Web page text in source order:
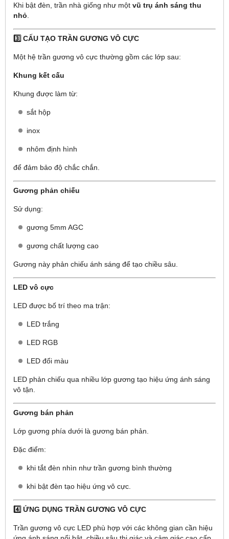
Khi bật đèn, trần nhà giống như một vũ trụ ánh sáng thu
nhỏ
3️⃣ CẤU TẠO TRẦN GƯƠNG VÔ CỰC
Một hệ trần gương vô cực thường gồm các lớp sau:
Khung kết cấu
Khung được làm từ:
sắt hộp
inox
nhôm định hình
để đảm bảo độ chắc chắn.
Gương phản chiếu
Sử dụng:
gương 5mm AGC
gương chất lượng cao
Gương này phản chiếu ánh sáng để tạo chiều sâu.
LED vô cực
LED được bố trí theo ma trận:
LED trắng
LED RGB
LED đổi màu
LED phản chiếu qua nhiều lớp gương tạo hiệu ứng ánh sáng
vô tận.
Gương bán phản
Lớp gương phía dưới là gương bán phản.
Đặc điểm:
khi tắt đèn nhìn như trần gương bình thường
khi bật đèn tạo hiệu ứng vô cực.
4️⃣ ỨNG DỤNG TRẦN GƯƠNG VÔ CỰC
Trần gương vô cực LED phù hợp với các không gian cần hiệu